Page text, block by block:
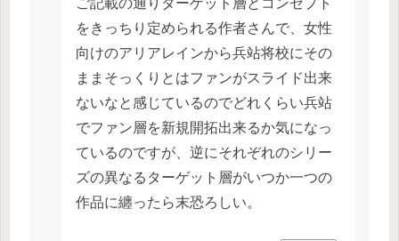
ご記載の通りターゲット層とコンセプト
をきっちり定められる作者さんで、女性
向けのアリアレインから兵站将校にその
ままそっくりとはファンがスライド出来
ないなと感じているのでどれくらい兵站
でファン層を新規開拓出来るか気になっ
ているのですが、逆にそれぞれのシリー
ズの異なるターゲット層がいつか一つの
作品に纏ったら末恐ろしい。